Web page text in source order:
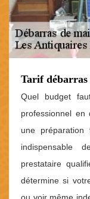
Tarif débarras
Quel budget
professionnel
une
indispensable
prestataire
détermine si